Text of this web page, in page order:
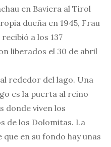
en Baviera al Tirol
dueña en 1945, Frau
a los 137
liberados el 30 de abril
al rededor del lago. Una
es la puerta al reino
donde viven los
de los Dolomitas. La
que en su fondo hay unas